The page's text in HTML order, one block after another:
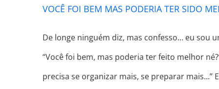
VOCÊ FOI BEM MAS PODERIA TER SIDO
De longe ninguém diz, mas confesso… eu sou
“Você foi bem, mas poderia ter feito melhor
precisa se organizar mais, se preparar mais...”